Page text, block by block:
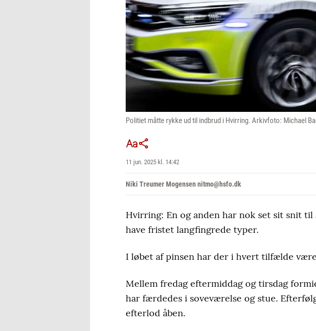
Politiet måtte rykke ud til indbrud i Hvirring. Arkivfoto: Michael
11 jun. 2025 kl. 14:42
Niki Treumer Mogensen nitmo@hsfo.dk
Hvirring: En og anden har nok set sit snit
have fristet langfingrede typer.
I løbet af pinsen har der i hvert tilfælde
Mellem fredag eftermiddag og tirsdag
har færdedes i soveværelse og stue.
efterlod åben.